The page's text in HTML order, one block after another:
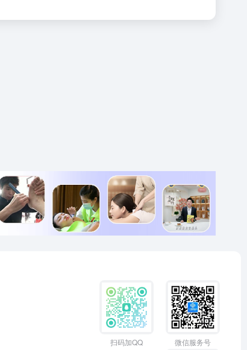
扫码加QQ 微信服务号